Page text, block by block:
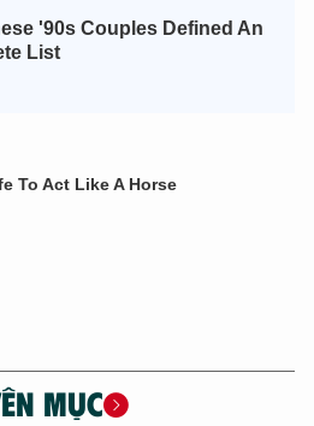
MỤC
điều gì bạn cần biết về